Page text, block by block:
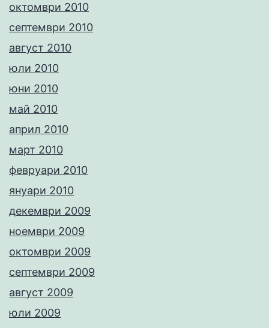
октомври 2010
септември 2010
август 2010
юли 2010
юни 2010
май 2010
април 2010
март 2010
февруари 2010
януари 2010
декември 2009
ноември 2009
октомври 2009
септември 2009
август 2009
юли 2009